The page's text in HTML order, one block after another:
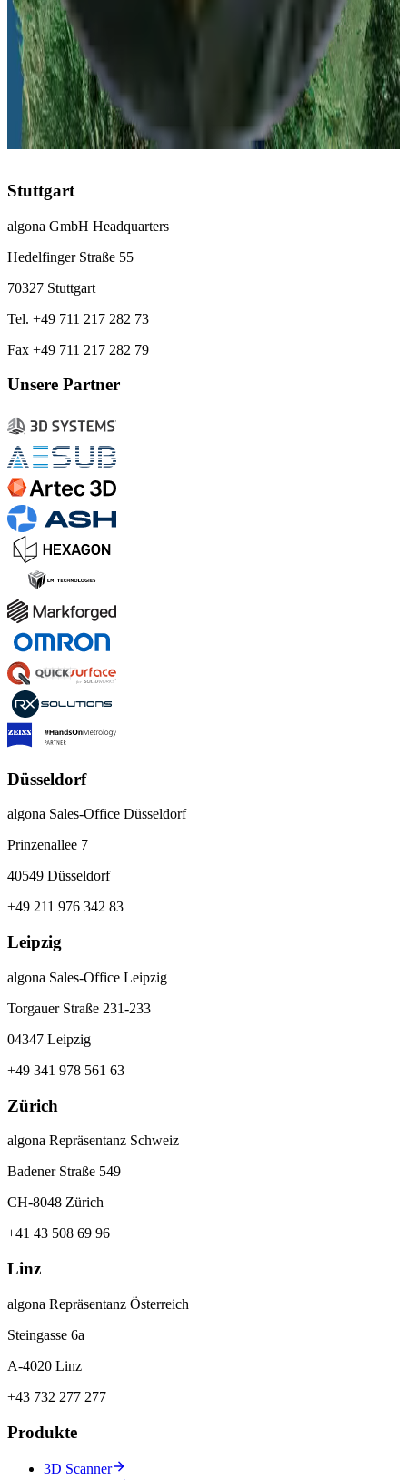
Leipzig: +49 341 978 561 63
Österreich
Linz: +43 732 277 277
Schweiz
Zürich: +41 43 508 69 96
Stuttgart
algona GmbH Headquarters
Hedelfinger Straße 55
70327 Stuttgart
Tel. +49 711 217 282 73
Fax +49 711 217 282 79
Unsere Partner
Düsseldorf
algona Sales-Office Düsseldorf
Prinzenallee 7
40549 Düsseldorf
+49 211 976 342 83
Leipzig
algona Sales-Office Leipzig
Torgauer Straße 231-233
04347 Leipzig
+49 341 978 561 63
Zürich
algona Repräsentanz Schweiz
Badener Straße 549
CH-8048 Zürich
+41 43 508 69 96
Linz
algona Repräsentanz Österreich
Steingasse 6a
A-4020 Linz
+43 732 277 277
Produkte
3D Scanner